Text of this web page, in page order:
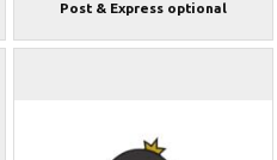
Post & Express optional